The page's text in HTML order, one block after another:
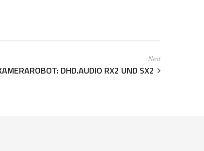
Next
DHD.AUDIO RX2 UND SX2